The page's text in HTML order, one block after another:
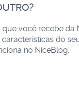
você recebe da
do
no NiceBlog.